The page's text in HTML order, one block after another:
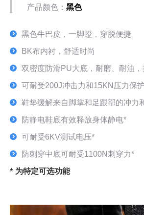
产品颜色： 黑色
黑色牛巴皮，一脚蹬，穿脱便捷
BK布内衬，舒适时尚
双密度防滑PU大底，耐磨、耐油
可耐受200J冲击力和15KN压力保
鞋垫缓解来自脚掌和足跟部的冲力
防静电鞋底有效释放身体静电*
可耐受6KV测试电压*
防刺穿中底可耐受1100N刺穿力*
* 为特定可选功能